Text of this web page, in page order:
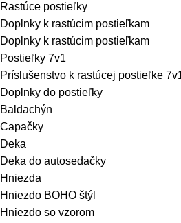
Rastúce postieľky
Doplnky k rastúcim postieľkam
Doplnky k rastúcim postieľkam
Postieľky 7v1
Príslušenstvo k rastúcej postieľke
Doplnky do postieľky
Baldachýn
Capačky
Deka
Deka do autosedačky
Hniezda
Hniezdo BOHO štýl
Hniezdo so vzorom